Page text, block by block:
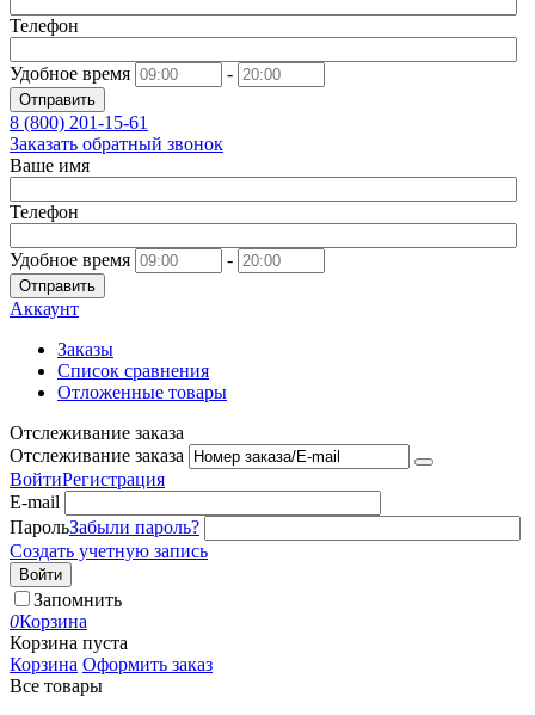
Телефон
Удобное время -
Отправить
8 (800) 201-15-61
Заказать обратный звонок
Ваше имя
Телефон
Удобное время -
Отправить
Аккаунт
Заказы
Список сравнения
Отложенные товары
Отслеживание заказа
Отслеживание заказа
ВойтиРегистрация
E-mail
ПарольЗабыли пароль?
Создать учетную запись
Войти
Запомнить
0Корзина
Корзина пуста
Корзина Оформить заказ
Все товары